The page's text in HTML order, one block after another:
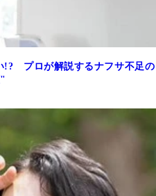
!? プロが解説するナフサ不足の